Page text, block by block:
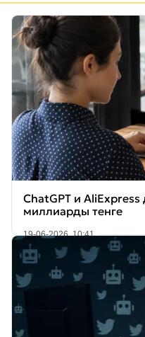
ChatGPT и
миллиарды тенге
19-06-2026, 10:41